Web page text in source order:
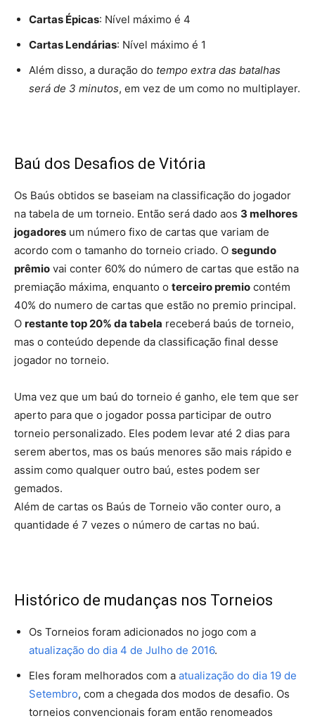
Cartas Épicas: Nível máximo é 4
Cartas Lendárias: Nível máximo é 1
Além disso, a duração do tempo extra das batalhas
será de 3 minutos, em vez de um como no multiplayer.
Baú dos Desafios de Vitória
Os Baús obtidos se baseiam na classificação do jogador
na tabela de um torneio. Então será dado aos 3 melhores
jogadores um número fixo de cartas que variam de
acordo com o tamanho do torneio criado. O segundo
prêmio vai conter 60% do número de cartas que estão na
premiação máxima, enquanto o terceiro premio contém
40% do numero de cartas que estão no premio principal.
O restante top 20% da tabela receberá baús de torneio,
mas o conteúdo depende da classificação final desse
jogador no torneio.
Uma vez que um baú do torneio é ganho, ele tem que ser
aperto para que o jogador possa participar de outro
torneio personalizado. Eles podem levar até 2 dias para
serem abertos, mas os baús menores são mais rápido e
assim como qualquer outro baú, estes podem ser
gemados.
Além de cartas os Baús de Torneio vão conter ouro, a
quantidade é 7 vezes o número de cartas no baú.
Histórico de mudanças nos Torneios
Os Torneios foram adicionados no jogo com a
atualização do dia 4 de Julho de 2016.
Eles foram melhorados com a atualização do dia 19 de
Setembro, com a chegada dos modos de desafio. Os
torneios convencionais foram então renomeados